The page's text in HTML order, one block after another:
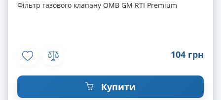
Фільтр газового клапану OMB GM RTI Premium
104 грн
Купити